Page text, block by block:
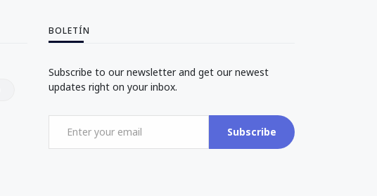
BOLETÍN
Subscribe to our newsletter and get our newest
updates right on your inbox.
Subscribe